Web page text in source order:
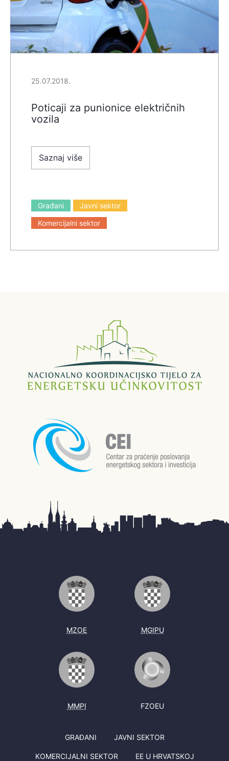
25.07.2018.
Poticaji za punionice električnih
vozila
Saznaj više
Građani
Javni sektor
Komercijalni sektor
MZOE MGIPU
MMPI FZOEU
GRAĐANI JAVNI SEKTOR
KOMERCIJALNI SEKTOR EE U HRVATSKOJ